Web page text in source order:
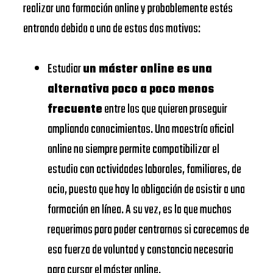
School
Universidad
Rey Juan
Carlos
https://www.urjc.es/
VIU
Universidad
Internacional
de Valencia
https://
UDIMA https://www.udima.es/
Centros dónde
Master Oficial
EADA
BUSINESS
UNIVERSIDAD
DE
NAVARRA –
SCHOOL
OF
ECONOMICS
AND
BUSINESS
UNIVERSIDAD
realizar una formación online y probablemente estés
entrando debido a una de estos dos motivos:
Estudiarun máster online es una
alternativa poco a poco menos
frecuenteentre los que quieren proseguir
ampliando conocimientos. Una maestría oficial
online no siempre permite compatibilizar el
estudio con actividades laborales, familiares, de
ocio, puesto que hay la obligación de asistir a una
formación en línea. A su vez, es la que muchos
requerimos para poder centrarnos si carecemos de
esa fuerza de voluntad y constancia necesaria